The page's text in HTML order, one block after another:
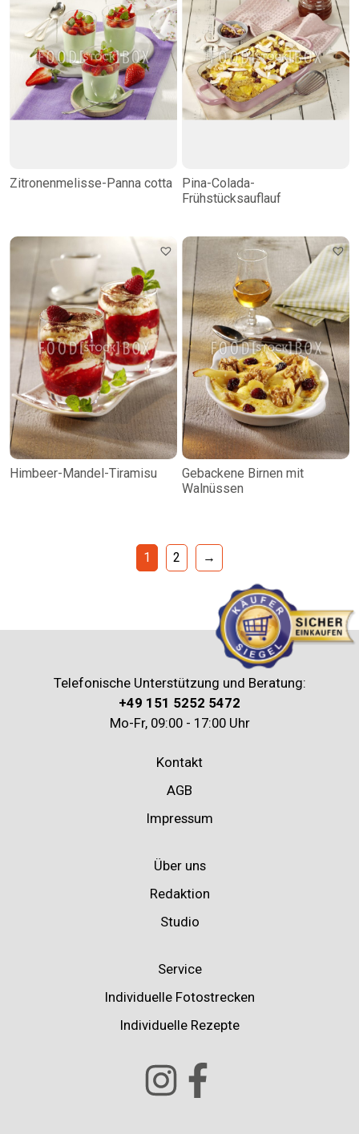
Zitronenmelisse-Panna cotta
Pina-Colada-
Frühstücksauflauf
Himbeer-Mandel-Tiramisu
Gebackene Birnen mit
Walnüssen
1 2 →
Telefonische Unterstützung und Beratung:
+49 151 5252 5472
Mo-Fr, 09:00 - 17:00 Uhr
Kontakt
AGB
Impressum
Über uns
Redaktion
Studio
Service
Individuelle Fotostrecken
Individuelle Rezepte